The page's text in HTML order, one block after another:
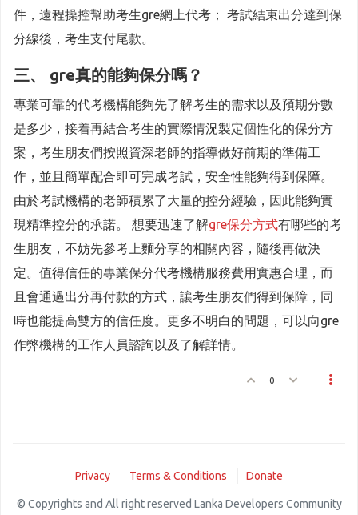
件，遠程操控幫助考生gre網上代考； 考試結束出分達到保
分線後，考生支付尾款。
三、 gre真的能夠保分嗎？
專業可靠的代考機構能夠先了解考生的需求以及預期分數
是多少，接着再結合考生的實際情況製定個性化的保分方
案，考生朋友們按照資深老師的指導做好前期的準備工
作，並且簡單配合即可完成考試，安全性能夠得到保障。
由於考試機構的老師積累了大量的控分經驗，因此能夠實
現精準控分的承諾。 想要迅速了解gre保分方式有哪些的考
生朋友，不妨先參考上麵分享的相關內容，隨後再做決
定。值得信任的專業保分代考機構服務費用實惠合理，而
且會通過出分再付款的方式，讓考生朋友們得到保障，同
時也能提高雙方的信任度。更多不明白的問題，可以向gre
作弊機構的工作人員諮詢以及了解詳情。
0
Privacy Terms & Conditions Donate
© Copyrights and All right reserved Lanka Developers Community